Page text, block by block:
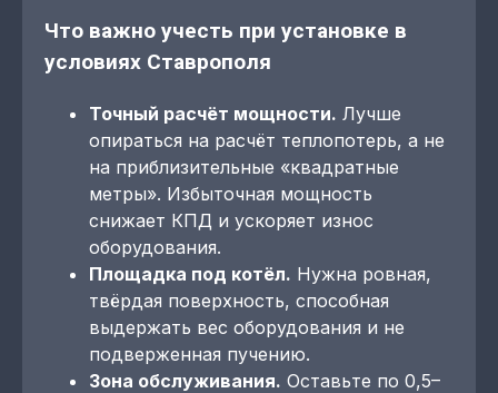
Что важно учесть при установке в
условиях Ставрополя
Точный расчёт мощности. Лучше
опираться на расчёт теплопотерь, а не
на приблизительные «квадратные
метры». Избыточная мощность
снижает КПД и ускоряет износ
оборудования.
Площадка под котёл. Нужна ровная,
твёрдая поверхность, способная
выдержать вес оборудования и не
подверженная пучению.
Зона обслуживания. Оставьте по 0,5–